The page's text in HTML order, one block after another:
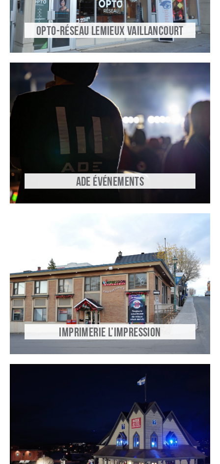
OPTO-RÉSEAU LEMIEUX VAILLANCOURT
ADE ÉVÉNEMENTS
IMPRIMERIE L’IMPRESSION